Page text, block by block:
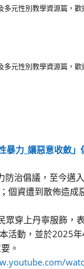
元性別教學資源篇，
元性別教學資源篇，
暴力_讓惡意收斂」
治倡議，至今邁
個資遭到散佈造
穿上丹寧服飾
活動，並於2025
。